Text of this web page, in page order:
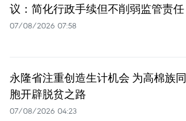
议：简化行政手续但不削弱监管责任
07/08/2026 07:58
永隆省注重创造生计机会 为高棉族同
胞开辟脱贫之路
07/08/2026 04:23